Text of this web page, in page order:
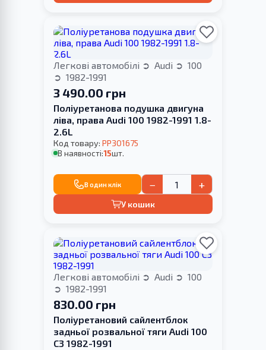
Легкові автомобілі Audi
100
1982-1991
3 490.00 грн
Поліуретанова подушка двигуна
ліва, права Audi 100 1982-1991 1.8-
2.6L
Код товару: PP301675
В наявності:15шт.
В один клік − +
У кошик
Легкові автомобілі Audi
100
1982-1991
830.00 грн
Поліуретановий сайлентблок
задньої розвальної тяги Audi 100
С3 1982-1991